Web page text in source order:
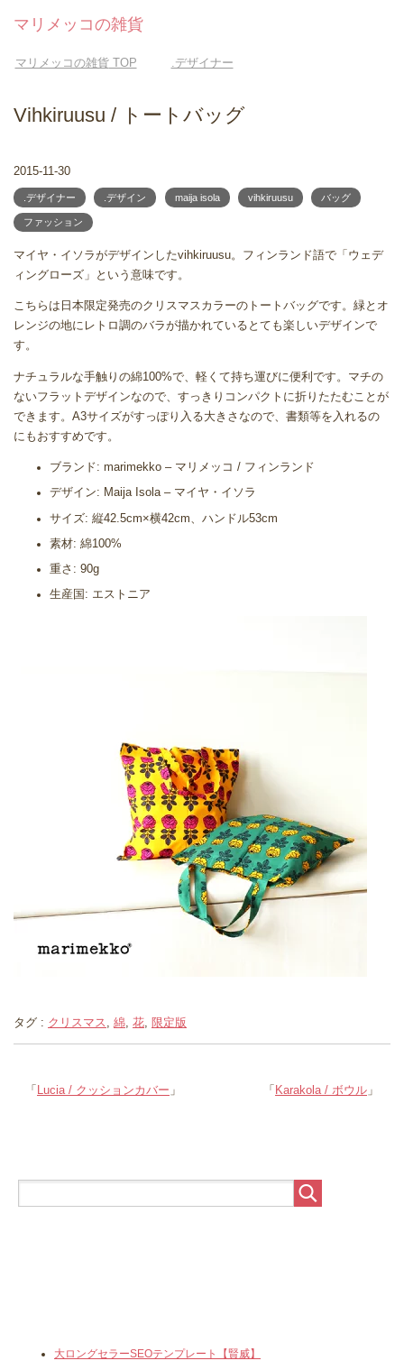
マリメッコの雑貨
マリメッコの雑貨TOP .デザイナー
Vihkiruusu / トートバッグ
2015-11-30
.デザイナー .デザイン maija isola vihkiruusu バッグ
ファッション
マイヤ・イソラがデザインしたvihkiruusu。フィンランド語で「ウェデ
ィングローズ」という意味です。
こちらは日本限定発売のクリスマスカラーのトートバッグです。緑とオ
レンジの地にレトロ調のバラが描かれているとても楽しいデザインで
す。
ナチュラルな手触りの綿100%で、軽くて持ち運びに便利です。マチの
ないフラットデザインなので、すっきりコンパクトに折りたたむことが
できます。A3サイズがすっぽり入る大きさなので、書類等を入れるの
にもおすすめです。
ブランド: marimekko – マリメッコ / フィンランド
デザイン: Maija Isola – マイヤ・イソラ
サイズ: 縦42.5cm×横42cm、ハンドル53cm
素材: 綿100%
重さ: 90g
生産国: エストニア
タグ : クリスマス, 綿, 花, 限定版
「 Karakola / ボウル 」
「 Lucia / クッションカバー 」
大ロングセラーSEOテンプレート【賢威】